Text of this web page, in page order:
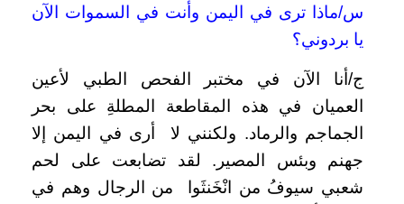
س/ماذا ترى في اليمن وأنت في السموات الآن
يا بردوني؟
ج/أنا الآن في مختبر الفحص الطبي لأعين
العميان في هذه المقاطعة المطلةِ على بحر
الجماجم والرماد. ولكنني لا أرى في اليمن إلا
جهنم وبئس المصير. لقد تضابعت على لحم
شعبي سيوفُ من انْخَنثَوا من الرجال وهم في